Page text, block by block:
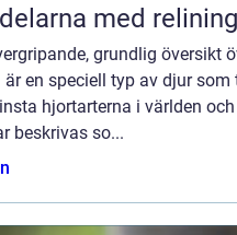
med
grundlig översikt
är en speciell typ av djur
hjortarterna i världen
beskrivas so...